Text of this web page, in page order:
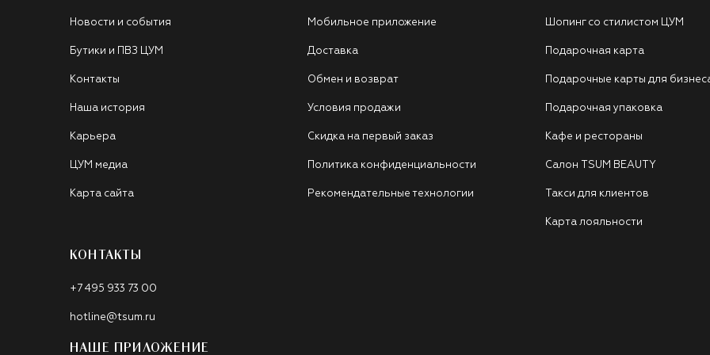
Новости и события
Бутики и ПВЗ ЦУМ
Контакты
Наша история
Карьера
ЦУМ медиа
Карта сайта
Мобильное приложение
Доставка
Обмен и возврат
Условия продажи
Скидка на первый заказ
Политика конфиденциальности
Рекомендательные технологии
Шопинг со стилистом ЦУМ
Подарочная карта
Подарочные карты для
Подарочная упаковка
Кафе и рестораны
Салон TSUM BEAUTY
Такси для клиентов
Карта лояльности
КОНТАКТЫ
+7 495 933 73 00
hotline@tsum.ru
НАШЕ ПРИЛОЖЕНИЕ